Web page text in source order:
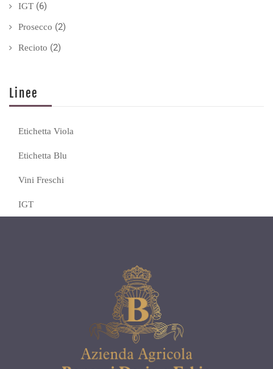
IGT (6)
Prosecco (2)
Recioto (2)
Linee
Etichetta Viola
Etichetta Blu
Vini Freschi
IGT